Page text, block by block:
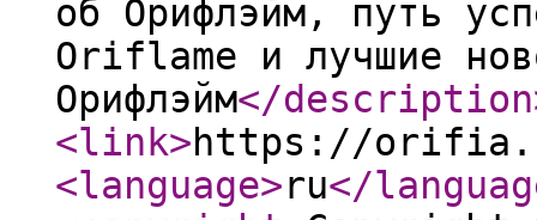
об Орифлэйм, путь
Oriflame и лучшие
Орифлэйм</description
<link>https://
<language>ru</